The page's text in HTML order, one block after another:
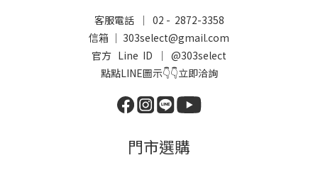
客服電話 ｜ 02 - 2872-3358
信箱 ｜ 303select@gmail.com
官方 Line ID ｜ @303select
點點LINE圖示👇👇立即洽詢
門市選購